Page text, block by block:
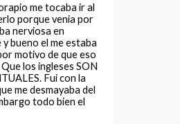
me tocaba ir al
porque venia por
nerviosa en
bueno el me estaba
motivo de que eso
los ingleses SON
Fui con la
me desmayaba del
todo bien el